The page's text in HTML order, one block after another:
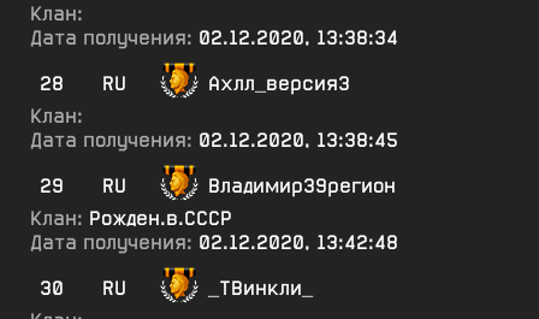
Клан:
Дата получения: 02.12.2020, 13:38:34
28
RU
Ахлл_версия3
Клан:
Дата получения: 02.12.2020, 13:38:45
29
RU
Владимир39регион
Клан: Рожден.в.СССР
Дата получения: 02.12.2020, 13:42:48
30
RU
_ТВинкли_